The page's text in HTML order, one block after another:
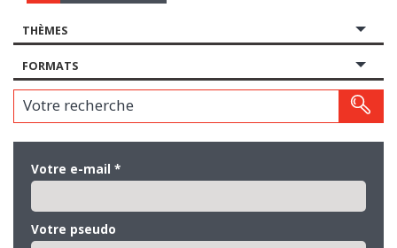
THÈMES
FORMATS
Votre recherche
Votre e-mail *
Votre pseudo